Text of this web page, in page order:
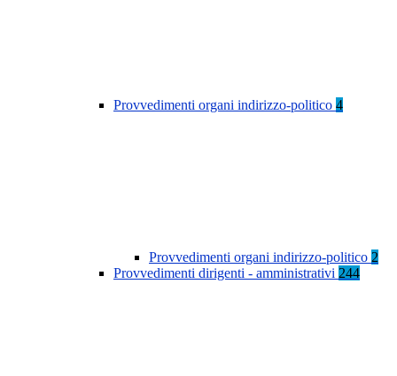
Provvedimenti organi indirizzo-politico 4
Provvedimenti organi indirizzo-politico 2
Provvedimenti dirigenti - amministrativi 244